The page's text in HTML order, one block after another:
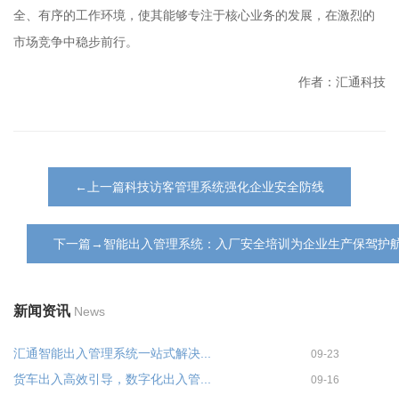
全、有序的工作环境，使其能够专注于核心业务的发展，在激烈的
市场竞争中稳步前行。
作者：汇通科技
←上一篇科技访客管理系统强化企业安全防线
下一篇→智能出入管理系统：入厂安全培训为企业生产保驾护
新闻资讯 News
汇通智能出入管理系统一站式解决... 09-23
货车出入高效引导，数字化出入管... 09-16